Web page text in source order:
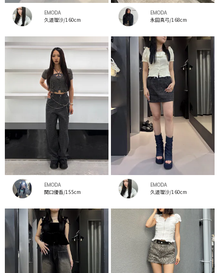
EMODA
久道理沙/160cm
EMODA
永田真弓/168cm
EMODA
関口優香/155cm
EMODA
久道理沙/160cm